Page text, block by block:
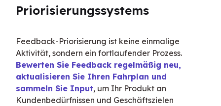
Priorisierungssystems
Feedback-Priorisierung ist keine einmalige
Bewerten Sie Feedback regelmäßig neu,
aktualisieren Sie Ihren Fahrplan und
sammeln Sie Input, um Ihr Produkt an
Kundenbedürfnissen und Geschäftszielen